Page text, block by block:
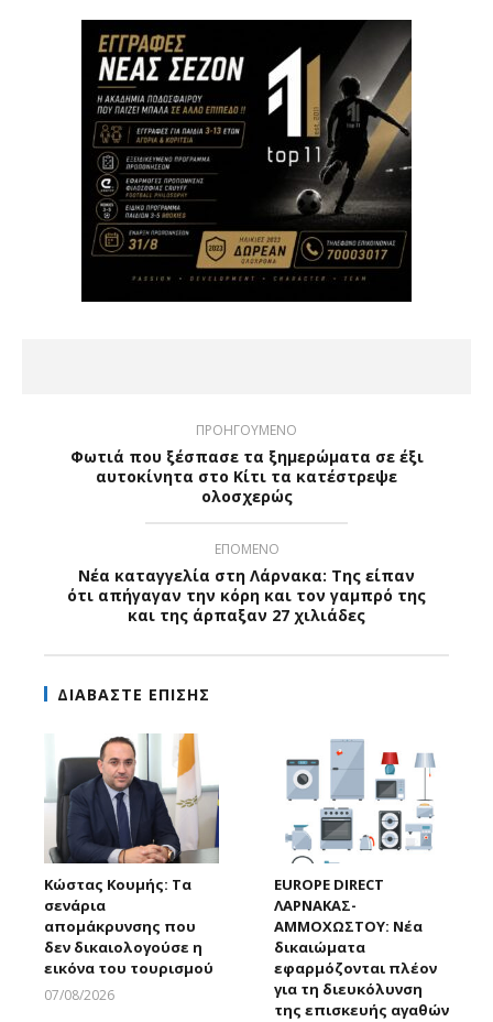
ΠΡΟΗΓΟΥΜΕΝΟ
Φωτιά που ξέσπασε τα ξημερώματα σε έξι
αυτοκίνητα στο Κίτι τα κατέστρεψε
ολοσχερώς
ΕΠΟΜΕΝΟ
Νέα καταγγελία στη Λάρνακα: Της είπαν
ότι απήγαγαν την κόρη και τον γαμπρό της
και της άρπαξαν 27 χιλιάδες
ΔΙΑΒΑΣΤΕ ΕΠΙΣΗΣ
Κώστας Κουμής: Τα
σενάρια
απομάκρυνσης που
δεν δικαιολογούσε η
εικόνα του τουρισμού
07/08/2026
EUROPE DIRECT
ΛΑΡΝΑΚΑΣ-
ΑΜΜΟΧΩΣΤΟΥ: Νέα
δικαιώματα
εφαρμόζονται πλέον
για τη διευκόλυνση
της επισκευής αγαθών